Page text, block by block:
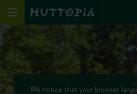
We notice that your browser